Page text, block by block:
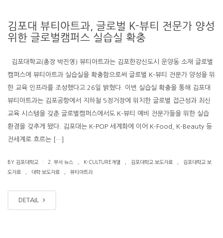
김포대 뷰티아트과, 글로벌 K-뷰티 전문가 양성
위한 글로벌캠퍼스 실습실 확충
김포대학교(총장 박진영) 뷰티아트과는 김포한강신도시 운양동 소재 글로벌
캠퍼스에 뷰티아트과 실습실을 확충함으로써 글로벌 K-뷰티 전문가 양성을 위
한 교육 인프라를 조성했다고 26일 밝혔다. 이번 실습실 확충을 통해 김포대
뷰티아트과는 김포공항에서 지하철 5정거장에 위치한 글로벌 접근성과 최신
교육 시스템을 갖춘 글로벌캠퍼스에서도 K-뷰티 예비 전문가들을 위한 실습
환경을 갖추게 됐다. 김포대는 K-POP 세계화에 이어 K-Food, K-Beauty 등
전세계로 흐르는 […]
BY 김포대학교 2. 부서 뉴스 K-CULTURE계열 김포대학교 보도자료
김포대학교 보
도자료
대학 보도자료 뷰티아트과
DETAIL